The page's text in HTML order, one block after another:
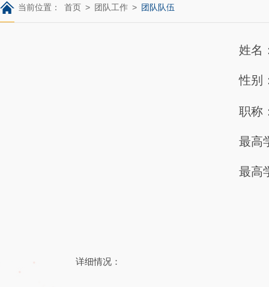
当前位置： 首页 > 团队工作 > 团队队伍
姓名
性别
职称
最高
最高
详细情况：